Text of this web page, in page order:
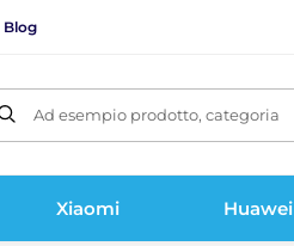
Blog
Ad esempio prodotto, categoria
Xiaomi Huawei